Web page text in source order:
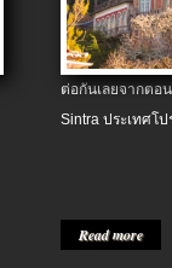
ต่อกันเลยจากต
Sintra ประเทศโป
Read more